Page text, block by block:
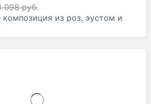
098 руб.
из роз, эустом и